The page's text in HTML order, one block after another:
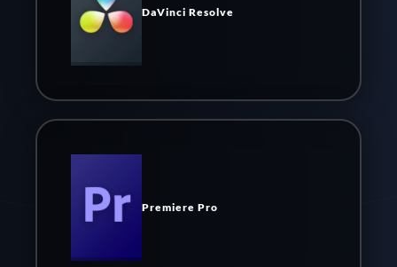
DaVinci Resolve
Premiere Pro